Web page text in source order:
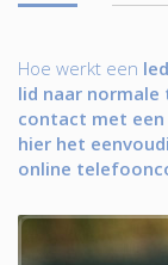
Hoe werkt een
lid naar
contact met een
hier het
online